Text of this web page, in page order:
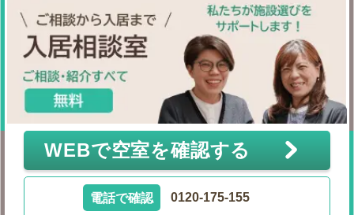
WEBで空室を確認する
電話で確認 0120-175-155